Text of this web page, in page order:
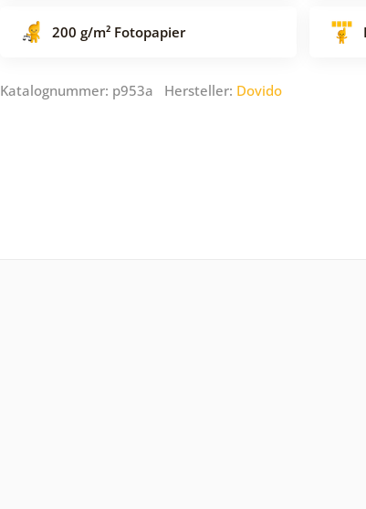
200 g/m² Fotopapier
Katalognummer: p953a Hersteller: Dovido